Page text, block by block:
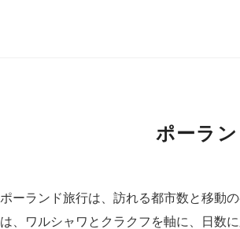
ポーラ
ポーランド旅行は、訪れる都市数と移動
は、ワルシャワとクラクフを軸に、日数